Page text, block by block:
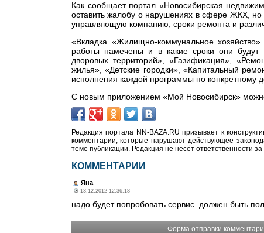
Как сообщает портал «Новосибирская
оставить жалобу о нарушениях в сфере ЖКХ,
управляющую компанию, сроки ремонта и
«Вкладка «Жилищно-коммунальное
работы намечены и в какие сроки они будут
дворовых территорий», «Газификация»,
жилья», «Детские городки», «Капитальный
исполнения каждой программы по конкретному
С новым приложением «Мой Новосибирск»
Редакция портала NN-BAZA.RU призывает к
комментарии, которые нарушают действующее
теме публикации. Редакция не несёт ответственности
КОММЕНТАРИИ
Яна
13.12.2012 12.36.18
надо будет попробовать сервис. должен быть
Форма отправки